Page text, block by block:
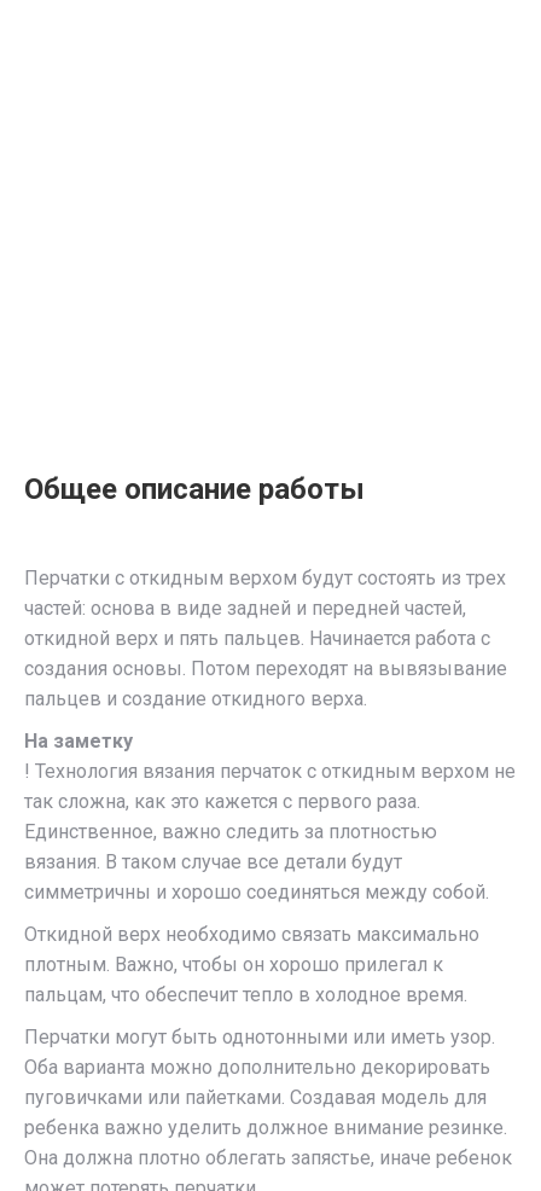
Общее описание работы
Перчатки с откидным верхом будут состоять из трех
частей: основа в виде задней и передней частей,
откидной верх и пять пальцев. Начинается работа с
создания основы. Потом переходят на вывязывание
пальцев и создание откидного верха.
На заметку
! Технология вязания перчаток с откидным верхом не
так сложна, как это кажется с первого раза.
Единственное, важно следить за плотностью
вязания. В таком случае все детали будут
симметричны и хорошо соединяться между собой.
Откидной верх необходимо связать максимально
плотным. Важно, чтобы он хорошо прилегал к
пальцам, что обеспечит тепло в холодное время.
Перчатки могут быть однотонными или иметь узор.
Оба варианта можно дополнительно декорировать
пуговичками или пайетками. Создавая модель для
ребенка важно уделить должное внимание резинке.
Она должна плотно облегать запястье, иначе ребенок